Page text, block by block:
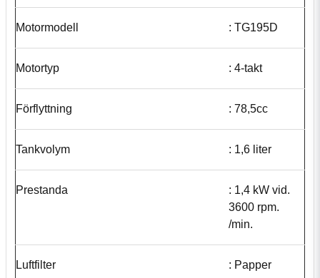
Motormodell : TG195D
Motortyp : 4-takt
Förflyttning : 78,5cc
Tankvolym : 1,6 liter
Prestanda
: 1,4 kW vid.
3600 rpm.
/min.
Luftfilter : Papper